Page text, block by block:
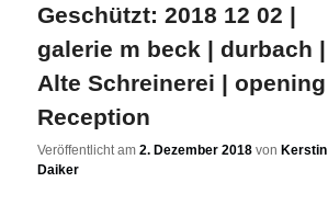
Geschützt: 2018 12 02 |
galerie m beck | durbach |
Alte Schreinerei | opening
Reception
Veröffentlicht am2. Dezember 2018 von Kerstin
Daiker